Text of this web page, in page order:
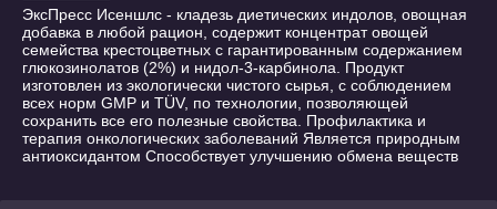
ЖЕЛЕЗЫ
ЭксПресс Исеншлс - кладезь диетических индолов, овощная
добавка в любой рацион, содержит концентрат овощей
семейства крестоцветных с гарантированным содержанием
глюкозинолатов (2%) и нидол-3-карбинола. Продукт
изготовлен из экологически чистого сырья, с соблюдением
всех норм GMP и TÜV, по технологии, позволяющей
сохранить все его полезные свойства. Профилактика и
терапия онкологических заболеваний Является природным
антиоксидантом Способствует улучшению обмена веществ